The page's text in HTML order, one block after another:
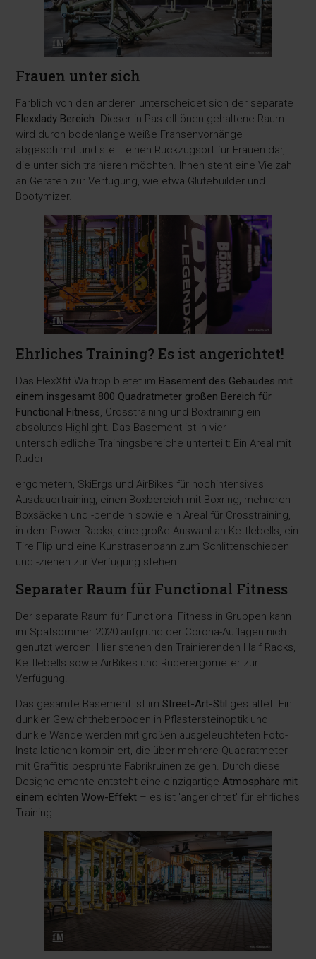
Frauen unter sich
Farblich von den anderen unterscheidet sich der separate
Flexxlady Bereich. Dieser in Pastelltönen gehaltene Raum
wird durch bodenlange weiße Fransenvorhänge
abgeschirmt und stellt einen Rückzugsort für Frauen dar,
die unter sich trainieren möchten. Ihnen steht eine Vielzahl
an Geräten zur Verfügung, wie etwa Glutebuilder und
Bootymizer.
Ehrliches Training? Es ist angerichtet!
Das FlexXfit Waltrop bietet im Basement des Gebäudes mit
einem insgesamt 800 Quadratmeter großen Bereich für
Functional Fitness, Crosstraining und Boxtraining ein
absolutes Highlight. Das Basement ist in vier
unterschiedliche Trainingsbereiche unterteilt: Ein Areal mit
Ruder-
ergometern, SkiErgs und AirBikes für hochintensives
Ausdauertraining, einen Boxbereich mit Boxring, mehreren
Boxsäcken und -pendeln sowie ein Areal für Crosstraining,
in dem Power Racks, eine große Auswahl an Kettlebells, ein
Tire Flip und eine Kunstrasenbahn zum Schlittenschieben
und -ziehen zur Verfügung stehen.
Separater Raum für Functional Fitness
Der separate Raum für Functional Fitness in Gruppen kann
im Spätsommer 2020 aufgrund der Corona-Auflagen nicht
genutzt werden. Hier stehen den Trainierenden Half Racks,
Kettlebells sowie AirBikes und Ruderergometer zur
Verfügung.
Das gesamte Basement ist imStreet-Art-Stil gestaltet. Ein
dunkler Gewichtheberboden in Pflastersteinoptik und
dunkle Wände werden mit großen ausgeleuchteten Foto-
Installationen kombiniert, die über mehrere Quadratmeter
mit Graffitis besprühte Fabrikruinen zeigen. Durch diese
Designelemente entsteht eine einzigartigeAtmosphäre mit
einem echten Wow-Effekt – es ist 'angerichtet' für ehrliches
Training.